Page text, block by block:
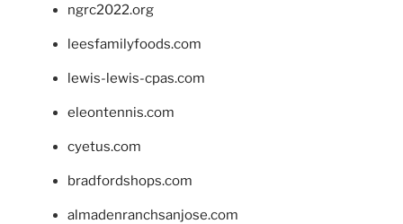
ngrc2022.org
leesfamilyfoods.com
lewis-lewis-cpas.com
eleontennis.com
cyetus.com
bradfordshops.com
almadenranchsanjose.com